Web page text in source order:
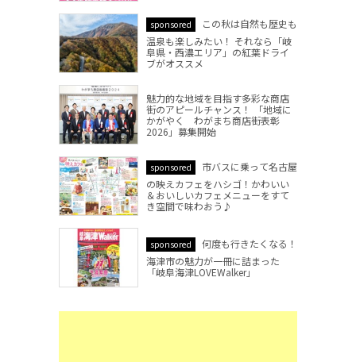
sponsored
この秋は自然も歴史も
温泉も楽しみたい！ それなら「岐
阜県・西濃エリア」の紅葉ドライ
ブがオススメ
魅力的な地域を目指す多彩な商店
街のアピールチャンス！ 「地域に
かがやく わがまち商店街表彰
2026」募集開始
sponsored
市バスに乗って名古屋
の映えカフェをハシゴ！かわいい
＆おいしいカフェメニューをすて
き空間で味わおう♪
sponsored
何度も行きたくなる！
海津市の魅力が一冊に詰まった
「岐阜海津LOVEWalker」